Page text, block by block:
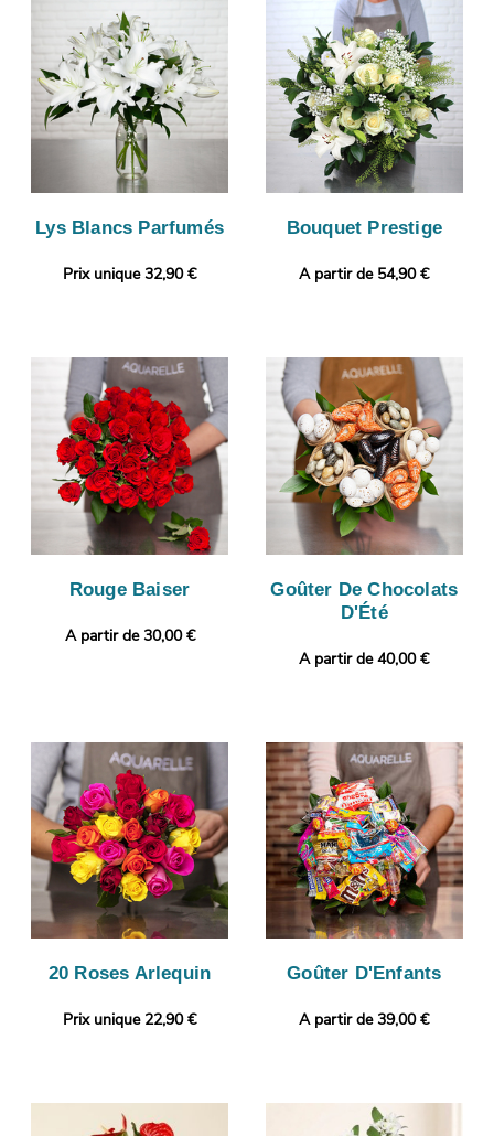
Lys Blancs Parfumés
Prix unique 32,90 €
Bouquet Prestige
A partir de 54,90 €
Rouge Baiser
A partir de 30,00 €
Goûter De Chocolats
D'Été
A partir de 40,00 €
20 Roses Arlequin
Prix unique 22,90 €
Goûter D'Enfants
A partir de 39,00 €